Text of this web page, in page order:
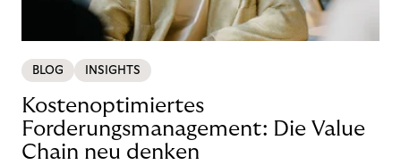
BLOG INSIGHTS
Kostenoptimiertes
Forderungsmanagement: Die Value
Chain neu denken